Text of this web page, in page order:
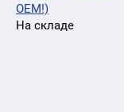
OEM!)
На складе